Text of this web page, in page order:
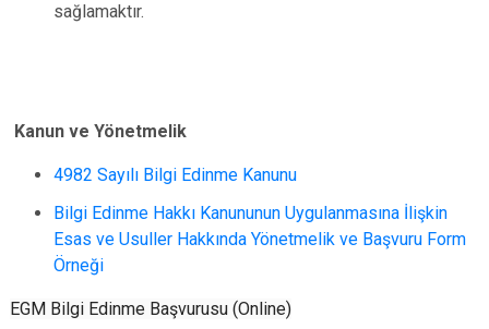
sağlamaktır.
Kanun ve Yönetmelik
4982 Sayılı Bilgi Edinme Kanunu
Bilgi Edinme Hakkı Kanununun Uygulanmasına İlişkin
Esas ve Usuller Hakkında Yönetmelik ve Başvuru Form
Örneği
EGM Bilgi Edinme Başvurusu (Online)